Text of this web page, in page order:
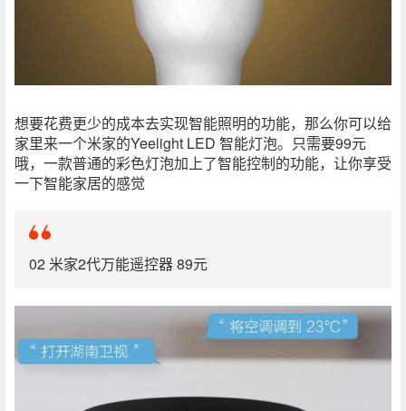
想要花费更少的成本去实现智能照明的功能，那么你可以给
家里来一个米家的Yeelight LED 智能灯泡。只需要99元
哦，一款普通的彩色灯泡加上了智能控制的功能，让你享受
一下智能家居的感觉
02 米家2代万能遥控器 89元